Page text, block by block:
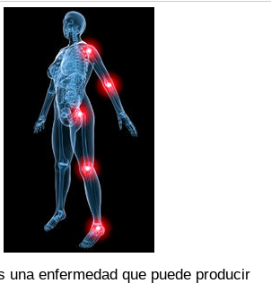
una enfermedad que puede producir